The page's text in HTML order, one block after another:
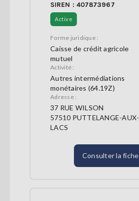
SIREN : 407873967
Active
Forme juridique :
Caisse de crédit agricole
mutuel
Activité :
Autres intermédiations
monétaires (64.19Z)
Adresse :
37 RUE WILSON
57510 PUTTELANGE-AUX-
LACS
Consulter la fiche